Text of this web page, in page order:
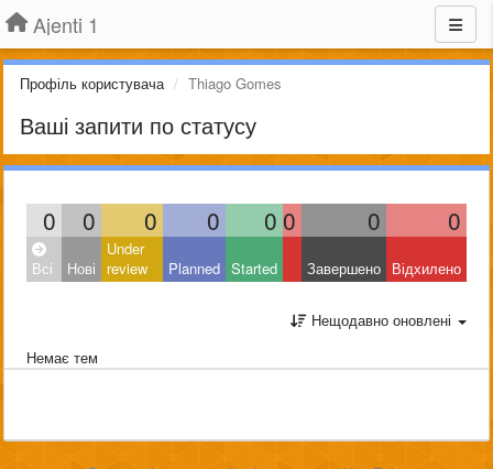
Ajenti 1
Профіль користувача Thiago Gomes
Ваші запити по статусу
0 0 0 0 0 0 0 0
Всі Нові
Under
review
Planned Started Завершено Відхилено
Нещодавно оновлені
Немає тем